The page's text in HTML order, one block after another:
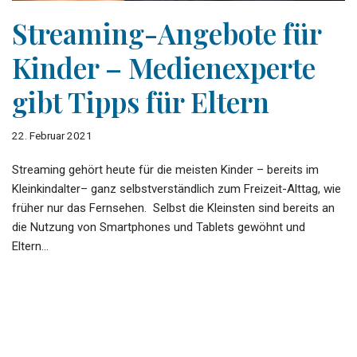
Streaming-Angebote für
Kinder – Medienexperte
gibt Tipps für Eltern
22. Februar 2021
Streaming gehört heute für die meisten Kinder – bereits im
Kleinkindalter– ganz selbstverständlich zum Freizeit-Alttag, wie
früher nur das Fernsehen. Selbst die Kleinsten sind bereits an
die Nutzung von Smartphones und Tablets gewöhnt und
Eltern…